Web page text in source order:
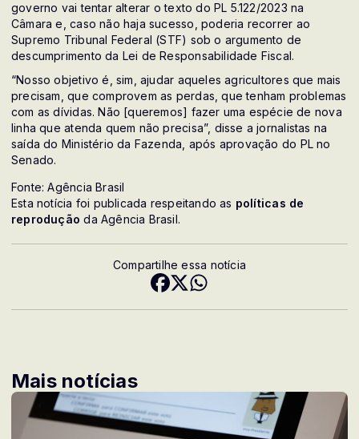
governo vai tentar alterar o texto do PL 5.122/2023 na
Câmara e, caso não haja sucesso, poderia recorrer ao
Supremo Tribunal Federal (STF) sob o argumento de
descumprimento da Lei de Responsabilidade Fiscal.
“Nosso objetivo é, sim, ajudar aqueles agricultores que mais
precisam, que comprovem as perdas, que tenham problemas
com as dívidas. Não [queremos] fazer uma espécie de nova
linha que atenda quem não precisa”, disse a jornalistas na
saída do Ministério da Fazenda, após aprovação do PL no
Senado.
Fonte: Agência Brasil
Esta notícia foi publicada respeitando as políticas de
reprodução da Agência Brasil.
Compartilhe essa notícia
Mais notícias